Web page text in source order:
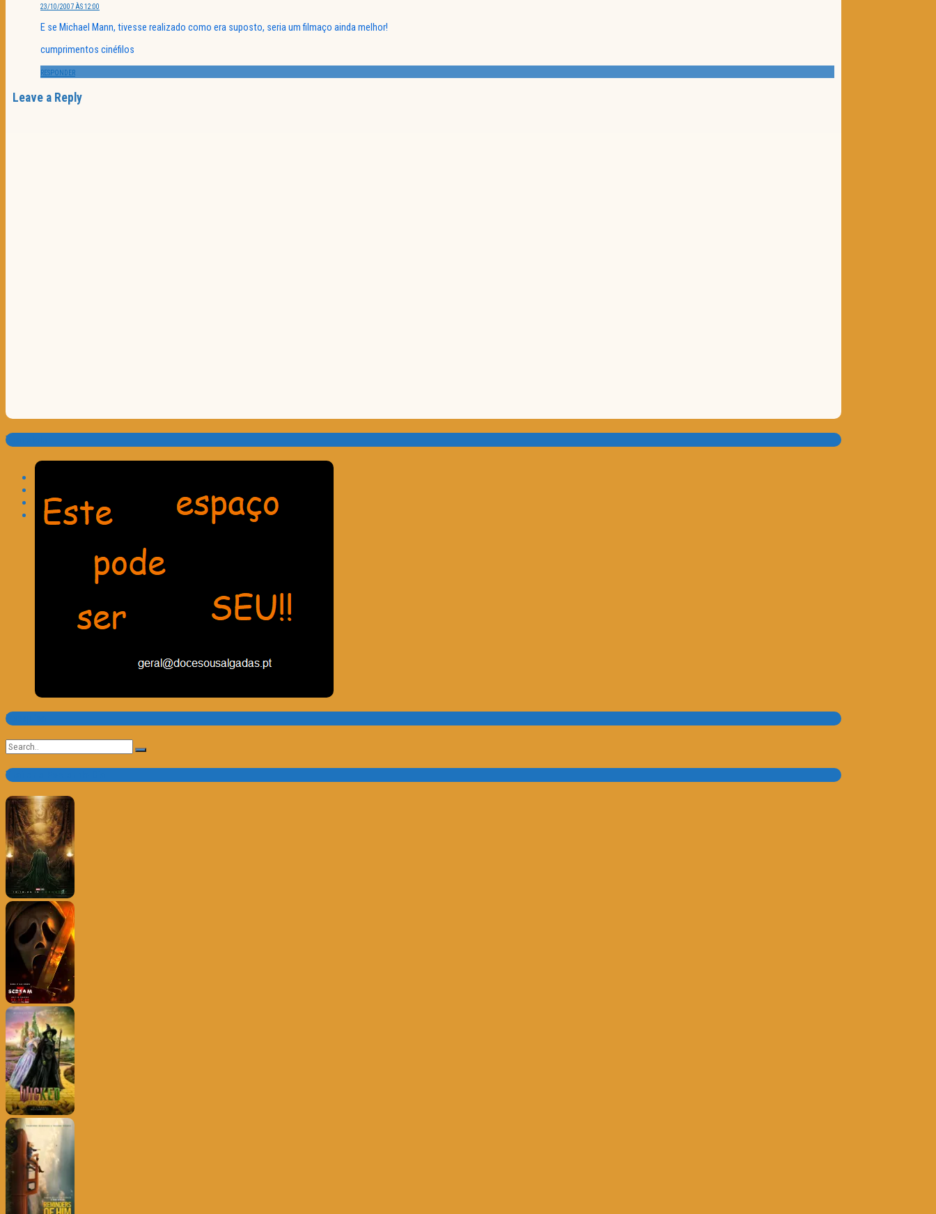
23/10/2007 ÀS 12:00
E se Michael Mann, tivesse realizado como era suposto, seria um filmaço ainda melhor!
cumprimentos cinéfilos
RESPONDER
Leave a Reply
Translate:
Pesquisa
Search
for:
Trailer e Poster do Dia